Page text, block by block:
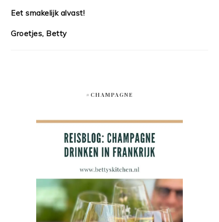
Eet smakelijk alvast!
Groetjes, Betty
#CHAMPAGNE